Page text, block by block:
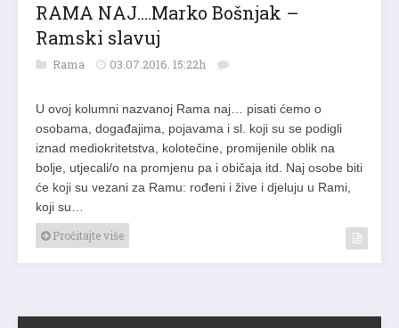
RAMA NAJ….Marko Bošnjak –
Ramski slavuj
Rama 03.07.2016. 15:22h
U ovoj kolumni nazvanoj Rama naj… pisati ćemo o
osobama, događajima, pojavama i sl. koji su se podigli
iznad mediokritetstva, kolotečine, promijenile oblik na
bolje, utjecali/o na promjenu pa i običaja itd. Naj osobe biti
će koji su vezani za Ramu: rođeni i žive i djeluju u Rami,
koji su…
Pročitajte više